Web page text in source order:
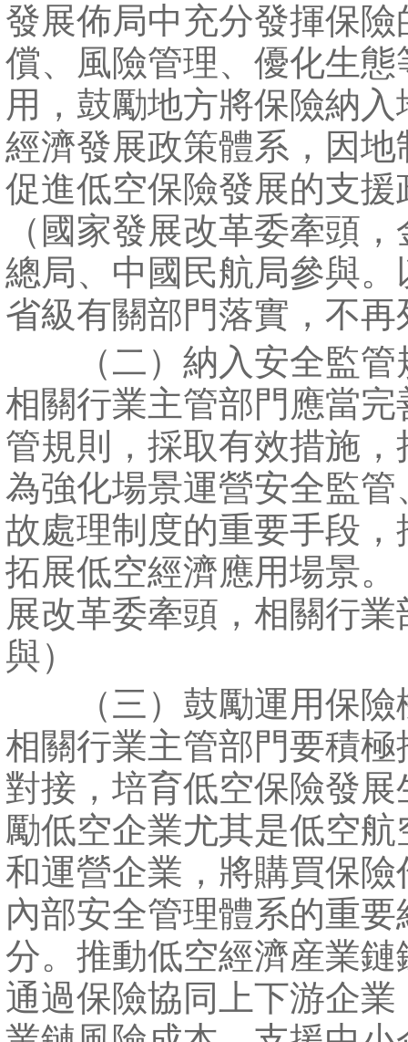
發展佈局中充分發揮保險
償、風險管理、優化生態
用，鼓勵地方將保險納入
經濟發展政策體系，因地
促進低空保險發展的支援
（國家發展改革委牽頭
總局、中國民航局參與。
省級有關部門落實，不再
（二）納入安全監管
相關行業主管部門應當完
管規則，採取有效措施，
為強化場景運營安全監管
故處理制度的重要手段，
拓展低空經濟應用場景。
展改革委牽頭，相關行業
與）
（三）鼓勵運用保險
相關行業主管部門要積極
對接，培育低空保險發展
勵低空企業尤其是低空航
和運營企業，將購買保險
內部安全管理體系的重要
分。推動低空經濟産業鏈
通過保險協同上下游企業